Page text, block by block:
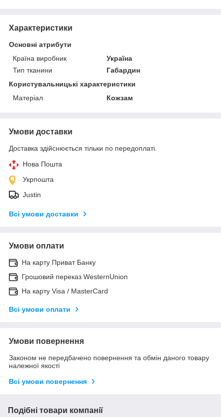
Характеристики
Основні атрибути
Країна виробник
Україна
Тип тканини
Габардин
Користувальницькі характеристики
Матеріал
Кожзам
Умови доставки
Доставка здійснюється тільки по передоплаті.
Нова Пошта
Укрпошта
Justin
Всі умови доставки
Умови оплати
На карту Приват Банку
Грошовий переказ WesternUnion
На карту Visa / MasterCard
Всі умови оплати
Умови повернення
Законом не передбачено повернення та обмін даного товару
належної якості
Всі умови повернення
Подібні товари компанії